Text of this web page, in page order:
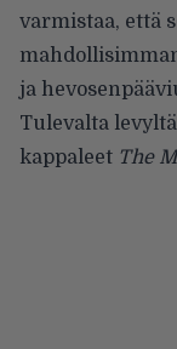
varmistaa, että
ja
Tulevalta
kappaleet The